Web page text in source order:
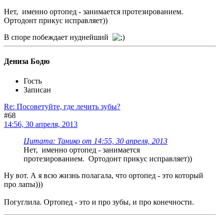
Нет, именно ортопед - занимается протезированием.
Ортодонт прикус исправляет))
В споре побеждает нуднейший
Дениза Бодю
Гость
Записан
Re: Посоветуйте, где лечить зубы?
#68
14:56, 30 апреля, 2013
Цитата: Танико от 14:55, 30 апреля, 2013
Нет, именно ортопед - занимается
протезированием. Ортодонт прикус исправляет))
Ну вот. А я всю жизнь полагала, что ортопед - это который
про лапы)))
Погуглила. Ортопед - это и про зубы, и про конечности.